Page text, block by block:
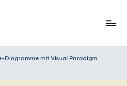
Diagramme mit Visual Paradigm